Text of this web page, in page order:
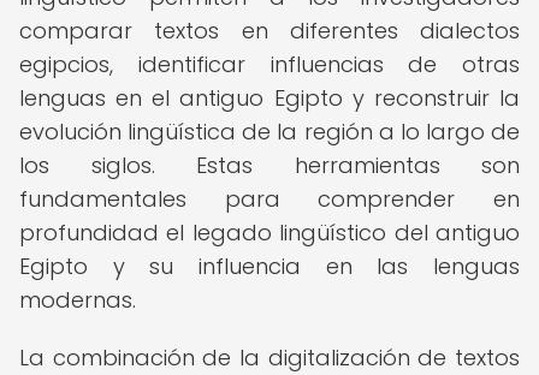
comparar textos en diferentes dialectos
egipcios, identificar influencias de otras
lenguas en el antiguo Egipto y reconstruir la
evolución lingüística de la región a lo largo de
los siglos. Estas herramientas son
fundamentales para comprender en
profundidad el legado lingüístico del antiguo
Egipto y su influencia en las lenguas
modernas.
La combinación de la digitalización de textos